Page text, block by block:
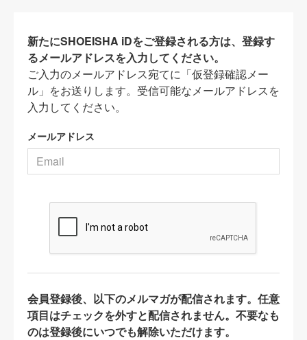
新たにSHOEISHA iDをご登録される方は、登録す
るメールアドレスを入力してください。
ご入力のメールアドレス宛てに「仮登録確認メー
ル」をお送りします。受信可能なメールアドレスを
入力してください。
メールアドレス
会員登録後、以下のメルマガが配信されます。任意
項目はチェックを外すと配信されません。不要なも
のは登録後にいつでも解除いただけます。